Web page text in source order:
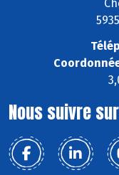
Nous suivre sur